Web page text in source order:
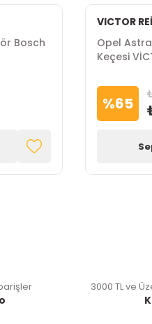
Bosch
VICTOR
Opel Astra
Keçesi
%65
3000 TL ve